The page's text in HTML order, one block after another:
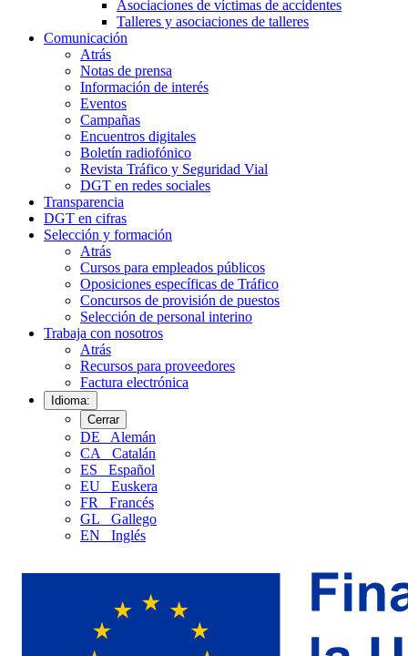
Asociaciones de víctimas de accidentes
Talleres y asociaciones de talleres
Comunicación
Atrás
Notas de prensa
Información de interés
Eventos
Campañas
Encuentros digitales
Boletín radiofónico
Revista Tráfico y Seguridad Vial
DGT en redes sociales
Transparencia
DGT en cifras
Selección y formación
Atrás
Cursos para empleados públicos
Oposiciones específicas de Tráfico
Concursos de provisión de puestos
Selección de personal interino
Trabaja con nosotros
Atrás
Recursos para proveedores
Factura electrónica
Idioma:
Cerrar
DE
Alemán
CA
Catalán
ES
Español
EU
Euskera
FR
Francés
GL
Gallego
EN
Inglés